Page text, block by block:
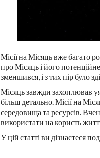
Місії на Місяць вже багато
про Місяць і його
зменшився, і з тих пір було
Місяць завжди захоплював
більш детально. Місії на
середовища та ресурсів.
використати на користь
У цій статті ви дізнаєтеся